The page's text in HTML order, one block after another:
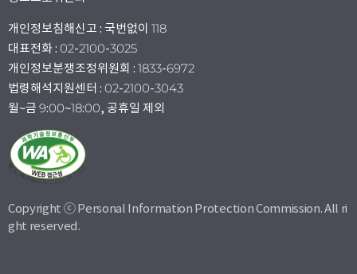
개인정보침해신고 : 국번없이 118
대표전화 : 02-2100-3025
개인정보분쟁조정위원회 : 1833-6972
법령해석지원센터 : 02-2100-3043
월~금 9:00~18:00, 공휴일 제외
Copyright ⓒ Personal Information Protection Commission. All ri
ght reserved.